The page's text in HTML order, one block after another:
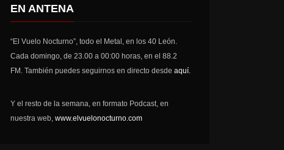
EN ANTENA
“El Vuelo Nocturno”, todo el Metal, en los 40 León.
Cada domingo, de 23.00 a 00:00 horas, en el 88.2
FM. También puedes seguirnos en directo desdeaquí.
Y el resto de la semana, en formato Podcast, en
nuestra web,www.elvuelonocturno.com